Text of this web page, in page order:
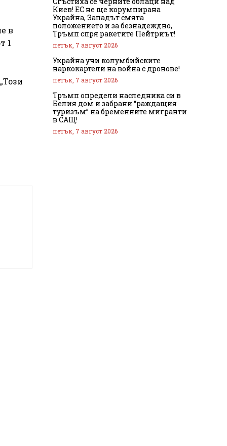
в
1
Киев! ЕС не ще корумпирана
Украйна, Западът смята
положението и за безнадеждно,
Тръмп спря ракетите Пейтриът!
петък, 7 август 2026
Украйна учи колумбийските
наркокартели на война с дронове!
петък, 7 август 2026
Тръмп определи наследника си в
Белия дом и забрани “раждащия
туризъм” на бременните мигранти
в САЩ!
петък, 7 август 2026